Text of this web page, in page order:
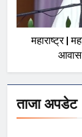
महाराष्ट्र |
आवास
ताजा अपडेट